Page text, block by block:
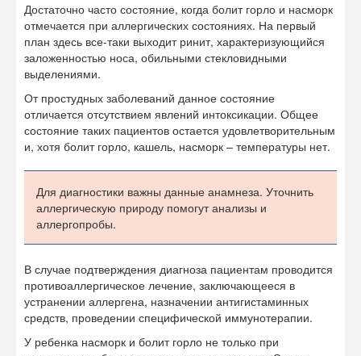
Достаточно часто состояние, когда болит горло и насморк
отмечается при аллергических состояниях. На первый
план здесь все-таки выходит ринит, характеризующийся
заложенностью носа, обильными стекловидными
выделениями.
От простудных заболеваний данное состояние
отличается отсутствием явлений интоксикации. Общее
состояние таких пациентов остается удовлетворительным
и, хотя болит горло, кашель, насморк – температуры нет.
Для диагностики важны данные анамнеза. Уточнить
аллергическую природу помогут анализы и
аллергопробы.
В случае подтверждения диагноза пациентам проводится
противоаллергическое лечение, заключающееся в
устранении аллергена, назначении антигистаминных
средств, проведении специфической иммунотерапии.
У ребенка насморк и болит горло не только при